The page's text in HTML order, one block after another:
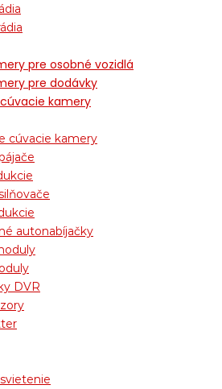
pre osobné vozidlá
pre dodávky
kamery
cúvacie kamery
autonabíjačky
DVR